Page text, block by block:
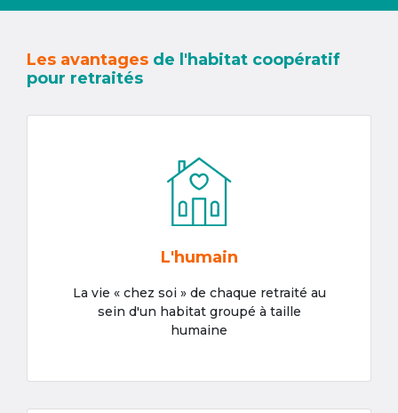
Les avantages de l'habitat coopératif
pour retraités
L'humain
La vie « chez soi » de chaque retraité au
sein d'un habitat groupé à taille
humaine